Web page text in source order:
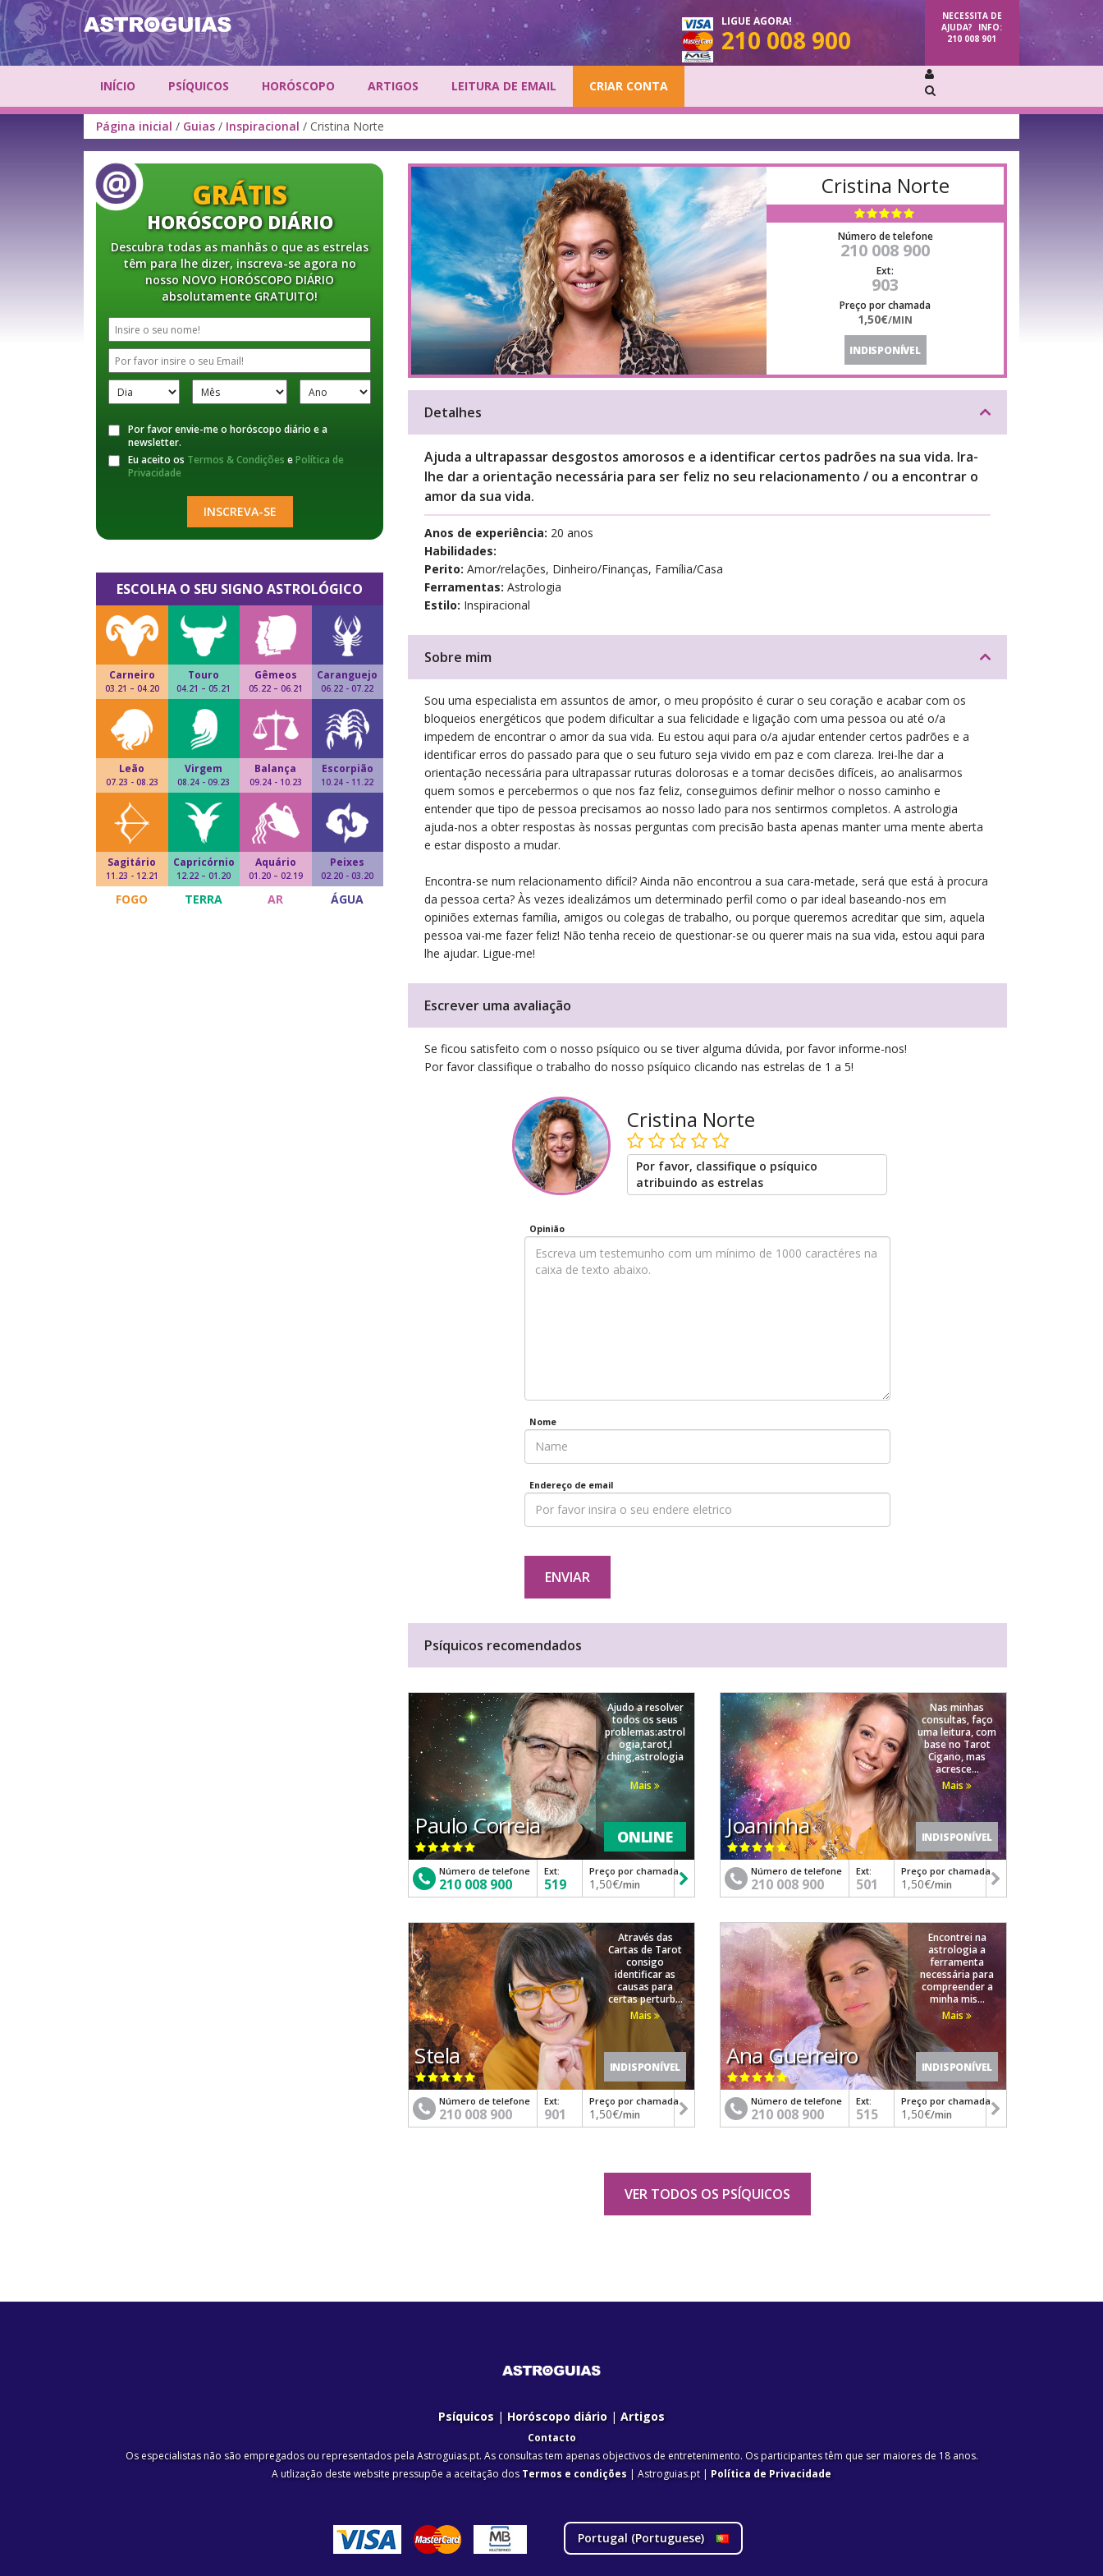
LIGUE AGORA!
210 008 900
NECESSITA DE
AJUDA?
INFO:
210 008 901
INÍCIO PSÍQUICOS HORÓSCOPO ARTIGOS LEITURA DE EMAIL CRIAR CONTA
Página inicial / Guias / Inspiracional / Cristina Norte
Cristina Norte
Número de telefone
210 008 900
Ext:
903
Preço por chamada
1,50€/MIN
INDISPONÍVEL
Detalhes
Ajuda a ultrapassar desgostos amorosos e a identificar certos padrões na sua vida. Ira-
lhe dar a orientação necessária para ser feliz no seu relacionamento / ou a encontrar o
amor da sua vida.
Anos de experiência: 20 anos
Habilidades:
Perito: Amor/relações, Dinheiro/Finanças, Família/Casa
Ferramentas: Astrologia
Estilo: Inspiracional
Sobre mim
Sou uma especialista em assuntos de amor, o meu propósito é curar o seu coração e acabar com os
bloqueios energéticos que podem dificultar a sua felicidade e ligação com uma pessoa ou até o/a
impedem de encontrar o amor da sua vida. Eu estou aqui para o/a ajudar entender certos padrões e a
identificar erros do passado para que o seu futuro seja vivido em paz e com clareza. Irei-lhe dar a
orientação necessária para ultrapassar ruturas dolorosas e a tomar decisões difíceis, ao analisarmos
quem somos e percebermos o que nos faz feliz, conseguimos definir melhor o nosso caminho e
entender que tipo de pessoa precisamos ao nosso lado para nos sentirmos completos. A astrologia
ajuda-nos a obter respostas às nossas perguntas com precisão basta apenas manter uma mente aberta
e estar disposto a mudar.
Encontra-se num relacionamento difícil? Ainda não encontrou a sua cara-metade, será que está à procura
da pessoa certa? Às vezes idealizámos um determinado perfil como o par ideal baseando-nos em
opiniões externas família, amigos ou colegas de trabalho, ou porque queremos acreditar que sim, aquela
pessoa vai-me fazer feliz! Não tenha receio de questionar-se ou querer mais na sua vida, estou aqui para
lhe ajudar. Ligue-me!
Escrever uma avaliação
Se ficou satisfeito com o nosso psíquico ou se tiver alguma dúvida, por favor informe-nos!
Por favor classifique o trabalho do nosso psíquico clicando nas estrelas de 1 a 5!
Cristina Norte
Por favor, classifique o psíquico
atribuindo as estrelas
Opinião
Nome
Endereço de email
ENVIAR
Psíquicos recomendados
ONLINE
Paulo Correia
Ajudo a resolver
todos os seus
problemas:astrol
ogia,tarot,I
ching,astrologia
...
Mais
Número de telefone
210 008 900
Ext:
519
Preço por chamada
1,50€/min
INDISPONÍVEL
Joaninha
Nas minhas
consultas, faço
uma leitura, com
base no Tarot
Cigano, mas
acresce...
Mais
Número de telefone
210 008 900
Ext:
501
Preço por chamada
1,50€/min
INDISPONÍVEL
Stela
Através das
Cartas de Tarot
consigo
identificar as
causas para
certas perturb...
Mais
Número de telefone
210 008 900
Ext:
901
Preço por chamada
1,50€/min
INDISPONÍVEL
Ana Guerreiro
Encontrei na
astrologia a
ferramenta
necessária para
compreender a
minha mis...
Mais
Número de telefone
210 008 900
Ext:
515
Preço por chamada
1,50€/min
VER TODOS OS PSÍQUICOS
GRÁTIS
HORÓSCOPO DIÁRIO
Descubra todas as manhãs o que as estrelas
têm para lhe dizer, inscreva-se agora no
nosso NOVO HORÓSCOPO DIÁRIO
absolutamente GRATUITO!
Por favor envie-me o horóscopo diário e a
newsletter.
Eu aceito os Termos & Condições ePolítica de
Privacidade
INSCREVA-SE
ESCOLHA O SEU SIGNO ASTROLÓGICO
Carneiro
03.21 – 04.20
Touro
04.21 – 05.21
Gêmeos
05.22 – 06.21
Caranguejo
06.22 - 07.22
Leão
07.23 - 08.23
Virgem
08.24 - 09.23
Balança
09.24 - 10.23
Escorpião
10.24 - 11.22
Sagitário
11.23 - 12.21
Capricórnio
12.22 – 01.20
Aquário
01.20 – 02.19
Peixes
02.20 - 03.20
FOGO TERRA AR ÁGUA
Psíquicos | Horóscopo diário| Artigos
Contacto
Os especialistas não são empregados ou representados pela Astroguias.pt. As consultas tem apenas objectivos de entretenimento. Os participantes têm que ser maiores de 18 anos.
A utlização deste website pressupõe a aceitação dos Termos e condições | Astroguias.pt | Política de Privacidade
Portugal (Portuguese)